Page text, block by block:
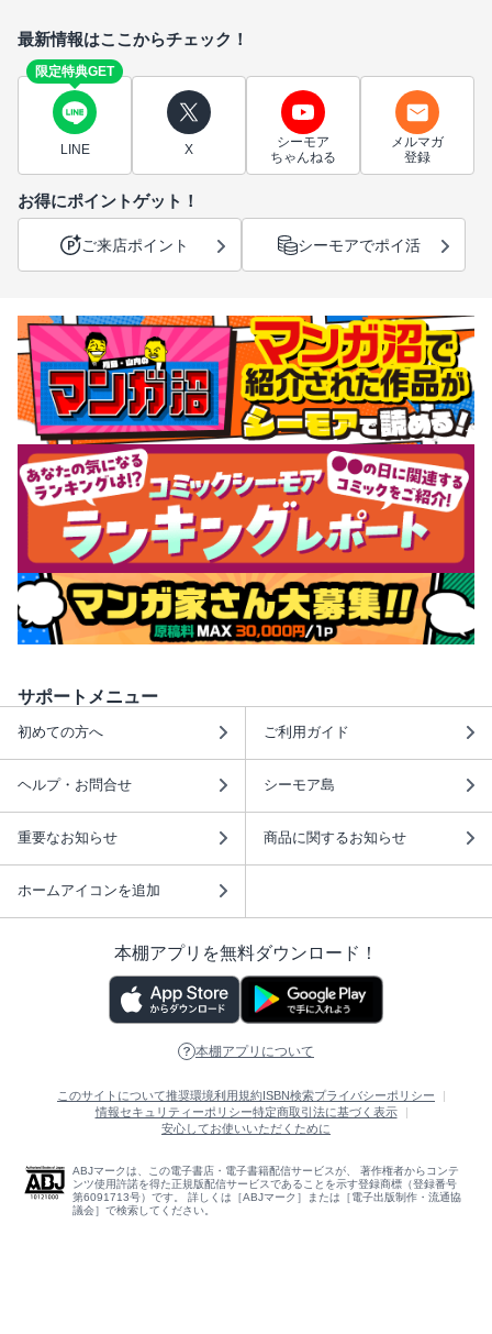
最新情報はここからチェック！
限定特典GET
LINE X
シーモア
ちゃんねる
メルマガ
登録
お得にポイントゲット！
ご来店ポイント シーモアでポイ活
サポートメニュー
初めての方へ ご利用ガイド
ヘルプ・お問合せ シーモア島
重要なお知らせ 商品に関するお知らせ
ホームアイコンを追加
本棚アプリを無料ダウンロード！
本棚アプリについて
このサイトについて推奨環境利用規約 ISBN検索プライバシーポリシー
情報セキュリティーポリシー特定商取引法に基づく表示
安心してお使いいただくために
ABJマークは、この電子書店・電子書籍配信サービスが、 著作権者からコンテ
ンツ使用許諾を得た正規版配信サービスであることを示す登録商標（登録番号
第6091713号）です。 詳しくは［ABJマーク］または［電子出版制作・流通協
議会］で検索してください。